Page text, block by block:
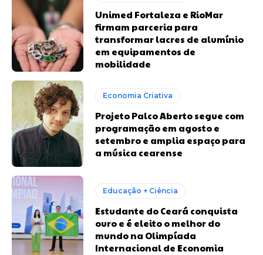
Unimed Fortaleza e RioMar
firmam parceria para
transformar lacres de alumínio
em equipamentos de
mobilidade
Economia Criativa
Projeto Palco Aberto segue com
programação em agosto e
setembro e amplia espaço para
a música cearense
Educação + Ciência
Estudante do Ceará conquista
ouro e é eleito o melhor do
mundo na Olimpíada
Internacional de Economia